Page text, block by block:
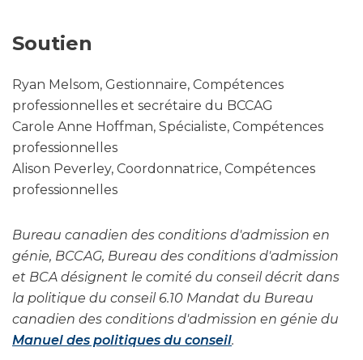
Soutien
Ryan Melsom, Gestionnaire, Compétences
professionnelles et secrétaire du BCCAG
Carole Anne Hoffman, Spécialiste, Compétences
professionnelles
Alison Peverley, Coordonnatrice, Compétences
professionnelles
Bureau canadien des conditions d'admission en
génie, BCCAG, Bureau des conditions d'admission
et BCA désignent le comité du conseil décrit dans
la politique du conseil 6.10 Mandat du Bureau
canadien des conditions d'admission en génie du
Manuel des politiques du conseil.